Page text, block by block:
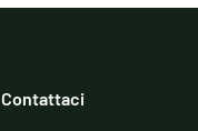
Contattaci